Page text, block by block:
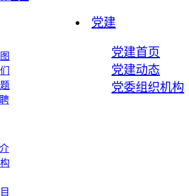
党建
党建首页
党建动态
党委组织机构